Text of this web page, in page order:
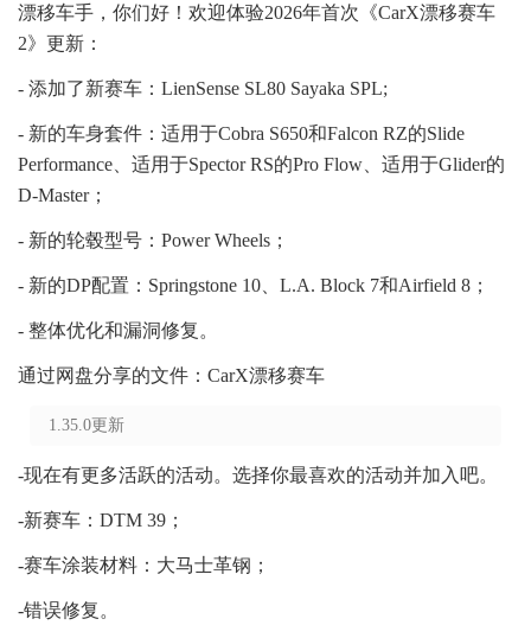
漂移车手，你们好！欢迎体验2026年首次《CarX漂移赛车
2》更新：
- 添加了新赛车：LienSense SL80 Sayaka SPL;
- 新的车身套件：适用于Cobra S650和Falcon RZ的Slide
Performance、适用于Spector RS的Pro Flow、适用于Glider的
D-Master；
- 新的轮毂型号：Power Wheels；
- 新的DP配置：Springstone 10、L.A. Block 7和Airfield 8；
- 整体优化和漏洞修复。
通过网盘分享的文件：CarX漂移赛车
1.35.0更新
-现在有更多活跃的活动。选择你最喜欢的活动并加入吧。
-新赛车：DTM 39；
-赛车涂装材料：大马士革钢；
-错误修复。